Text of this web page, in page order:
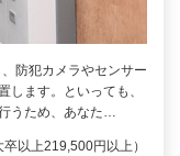
防犯カメラやセンサー
します。といっても、
うため、あなた…
以上219,500円以上）